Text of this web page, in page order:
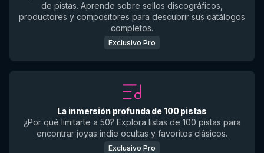
de pistas. Aprende sobre sellos discográficos,
productores y compositores para descubrir sus catálogos
completos.
Exclusivo Pro
La inmersión profunda de 100 pistas
¿Por qué limitarte a 50? Explora listas de 100 pistas para
encontrar joyas indie ocultas y favoritos clásicos.
Exclusivo Pro